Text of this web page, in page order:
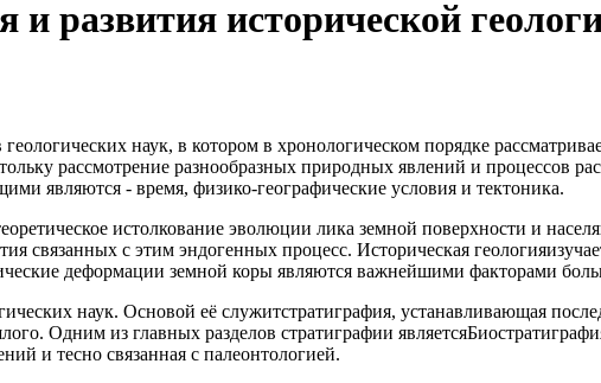
развития исторической
наук, в котором в хронологическом порядке
рассмотрение разнообразных природных явлений и процессов
являются - время, физико-географические условия и тектоника.
истолкование эволюции лика земной поверхности и
связанных с этим эндогенных процесс. Историческая
деформации земной коры являются важнейшими факторами
наук. Основой её служитстратиграфия, устанавливающая
Одним из главных разделов стратиграфии
и тесно связанная с палеонтологией.